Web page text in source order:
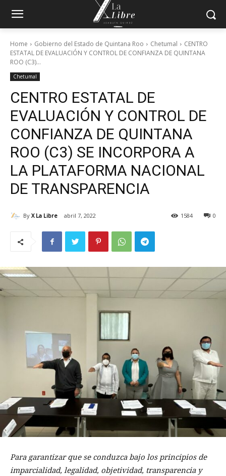
Home Gobierno del Estado de Quintana Roo Chetumal
CENTRO
ESTATAL DE EVALUACIÓN Y CONTROL DE CONFIANZA DE QUINTANA
ROO (C3)...
Chetumal
CENTRO ESTATAL DE
EVALUACIÓN Y CONTROL DE
CONFIANZA DE QUINTANA
ROO (C3) SE INCORPORA A
LA PLATAFORMA NACIONAL
DE TRANSPARENCIA
By X La Libre abril 7, 2022 0
1584
Para garantizar que se conduzca bajo los principios de
imparcialidad, legalidad, objetividad, transparencia y